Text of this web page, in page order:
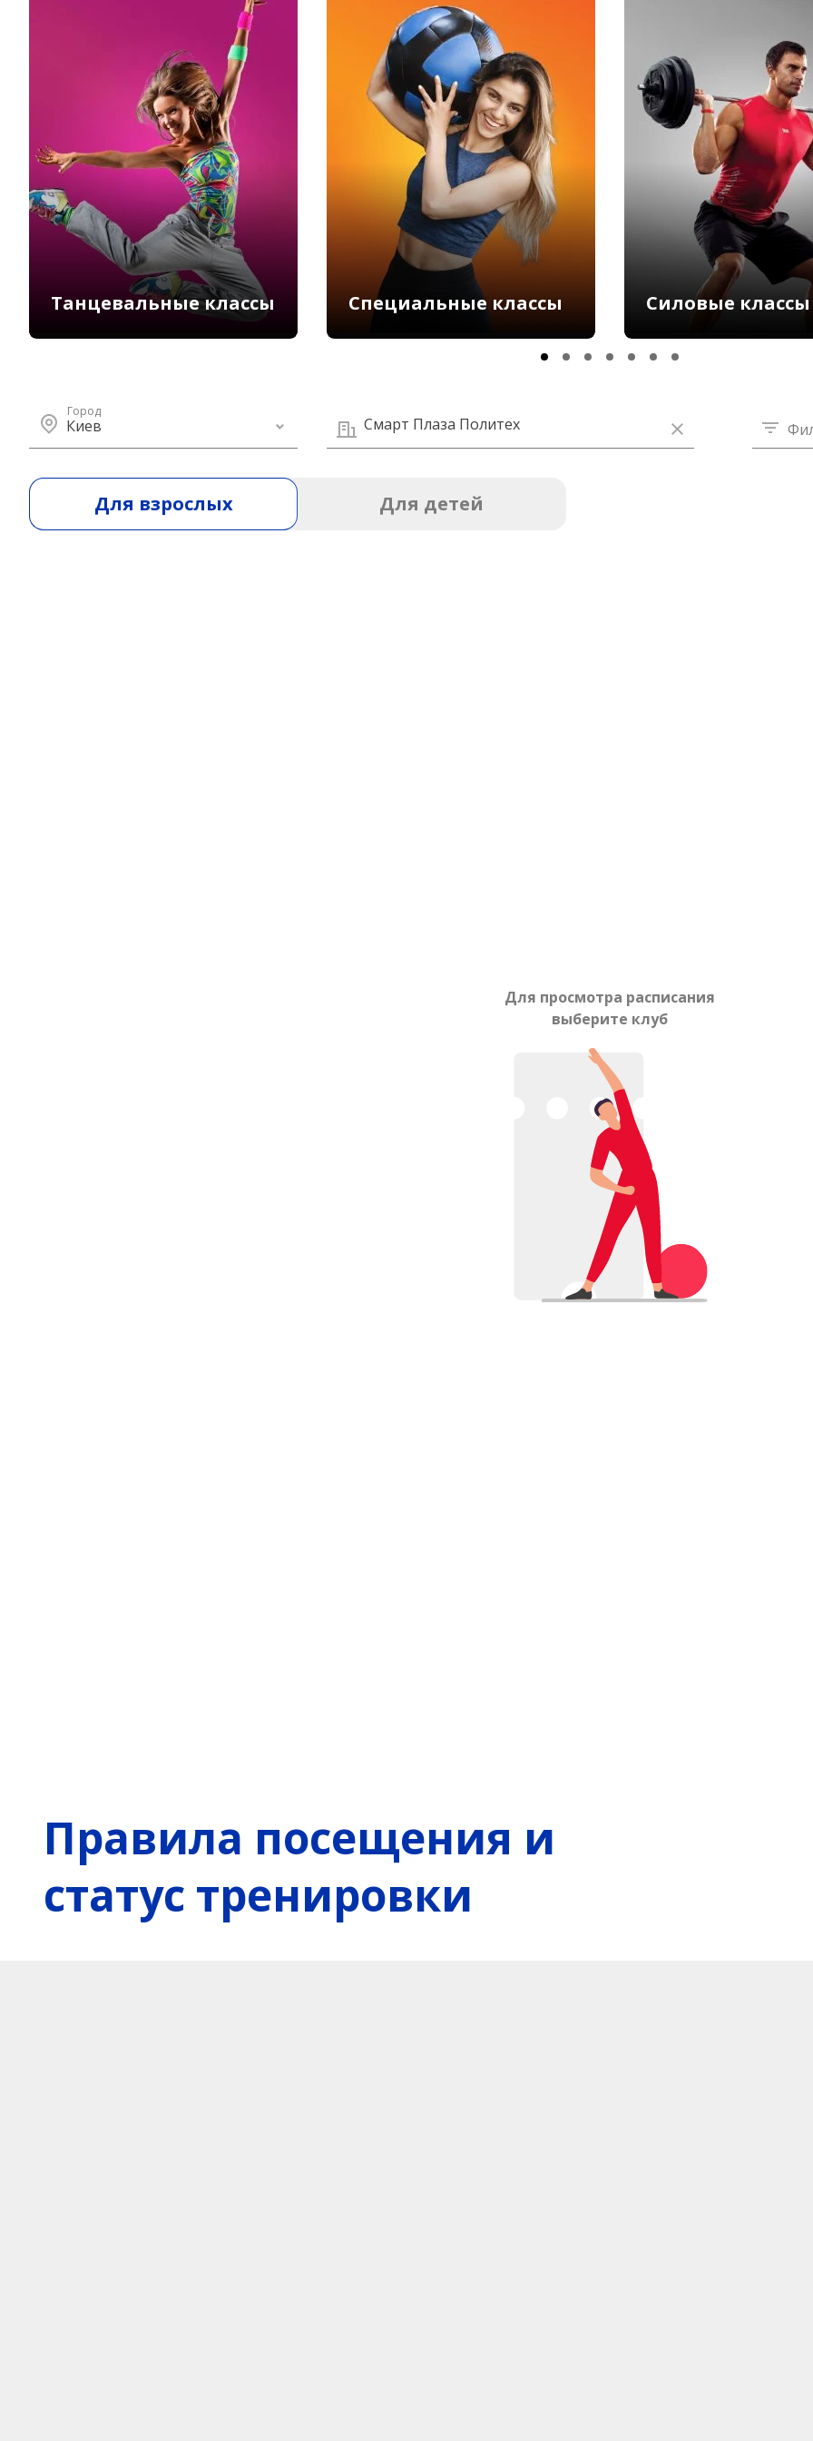
Танцевальные классы Специальные классы Силовые классы
Город
Киев Смарт Плаза Политех
Для взрослых Для детей
Для просмотра расписания
выберите клуб
Правила посещения и
статус тренировки